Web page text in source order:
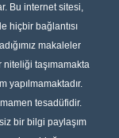
Bu internet sitesi,
hiçbir bağlantısı
makaleler
taşımamakta
yapılmamaktadır.
tesadüfidir.
bir bilgi paylaşım